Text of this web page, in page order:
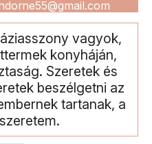
vagyok,
konyháján,
Szeretek és
beszélgetni az
tartanak, a